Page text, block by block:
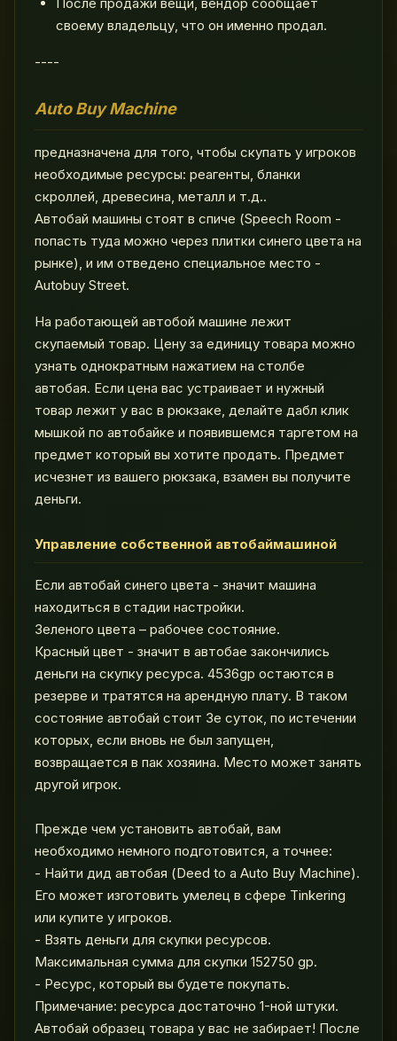
своему владельцу, что он именно продал.
----
Auto Buy Machine
предназначена для того, чтобы скупать у игроков
необходимые ресурсы: реагенты, бланки
скроллей, древесина, металл и т.д..
Автобай машины стоят в спиче (Speech Room -
попасть туда можно через плитки синего цвета на
рынке), и им отведено специальное место -
Autobuy Street.
На работающей автобой машине лежит
скупаемый товар. Цену за единицу товара можно
узнать однократным нажатием на столбе
автобая. Если цена вас устраивает и нужный
товар лежит у вас в рюкзаке, делайте дабл клик
мышкой по автобайке и появившемся таргетом на
предмет который вы хотите продать. Предмет
исчезнет из вашего рюкзака, взамен вы получите
деньги.
Управление собственной автобаймашиной
Если автобай синего цвета - значит машина
находиться в стадии настройки.
Зеленого цвета – рабочее состояние.
Красный цвет - значит в автобае закончились
деньги на скупку ресурса. 4536gp остаются в
резерве и тратятся на арендную плату. В таком
состояние автобай стоит 3е суток, по истечении
которых, если вновь не был запущен,
возвращается в пак хозяина. Место может занять
другой игрок.
Прежде чем установить автобай, вам
необходимо немного подготовится, а точнее:
- Найти дид автобая (Deed to a Auto Buy Machine).
Его может изготовить умелец в сфере Tinkering
или купите у игроков.
- Взять деньги для скупки ресурсов.
Максимальная сумма для скупки 152750 gp.
- Pесурс, который вы будете покупать.
Примечание: ресурса достаточно 1-ной штуки.
Автобай образец товара у вас не забирает! После